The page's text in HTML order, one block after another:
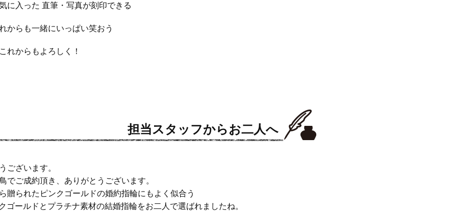
に入った 直筆・写真が刻印できる
からも一緒にいっぱい笑おう
れからもよろしく！
担当スタッフからお二人へ
ございます。
でご成約頂き、ありがとうございます。
贈られたピンクゴールドの婚約指輪にもよく似合う
ゴールドとプラチナ素材の結婚指輪をお二人で選ばれましたね。